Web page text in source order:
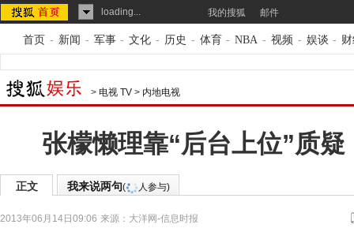
loading... 我的搜狐 邮件
首页 - 新闻 - 军事 - 文化 - 历史 - 体育 - NBA - 视频 - 娱谈 -
> 电视 TV > 内地电视
张檬懒理靠“后台上位”质
正文 我来说两句( 人参与)
2013年06月14日09:06 来源： 大洋网-信息时报